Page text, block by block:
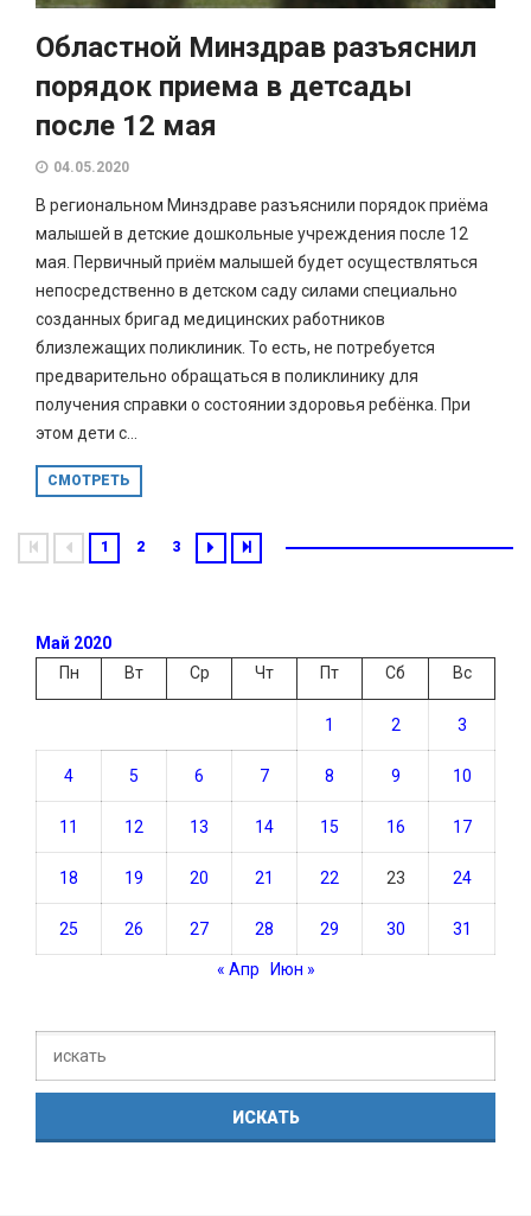
Областной Минздрав разъяснил
порядок приема в детсады
после 12 мая
04.05.2020
В региональном Минздраве разъяснили порядок приёма
малышей в детские дошкольные учреждения после 12
мая. Первичный приём малышей будет осуществляться
непосредственно в детском саду силами специально
созданных бригад медицинских работников
близлежащих поликлиник. То есть, не потребуется
предварительно обращаться в поликлинику для
получения справки о состоянии здоровья ребёнка. При
этом дети с...
СМОТРЕТЬ
1 2 3
Май 2020
Пн
Вт Ср Чт Пт Сб Вс
1 2 3
4 5 6 7 8 9 10
11 12 13 14 15 16 17
18 19 20 21 22 23 24
25 26 27 28 29 30 31
« Апр Июн »